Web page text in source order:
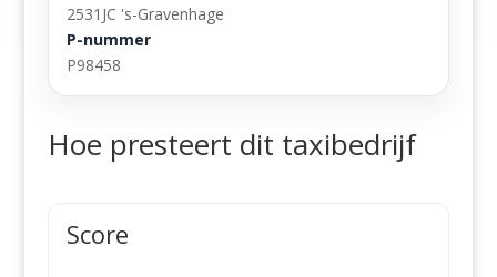
2531JC 's-Gravenhage
P-nummer
P98458
Hoe presteert dit taxibedrijf
Score